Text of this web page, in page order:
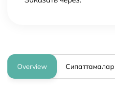
Overview Сипаттамалар